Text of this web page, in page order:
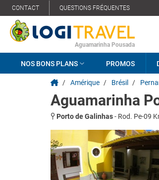
CONTACT QUESTIONS FRÉQUENTES
Aguamarinha Pousada
NOS BONS PLANS PROMOS
/ Amérique / Brésil /
Aguamarinha
Porto de Galinhas- Rod. Pe-09